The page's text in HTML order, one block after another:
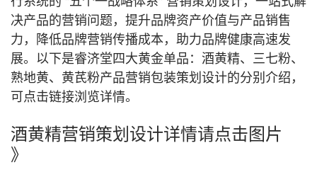
决产品的营销问题，提升品牌资产价值与产品销售
力，降低品牌营销传播成本，助力品牌健康高速发
展。以下是睿济堂四大黄金单品：酒黄精、三七粉、
熟地黄、黄芪粉产品营销包装策划设计的分别介绍，
可点击链接浏览详情。
酒黄精营销策划设计详情请点击图片
》